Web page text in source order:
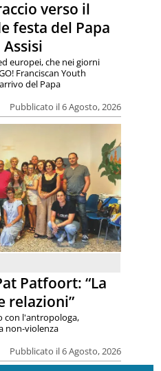
verso il
festa del Papa
Pubblicato il 6 Agosto, 2026
europei, che nei giorni
Franciscan Youth
del Papa
Patfoort: “La
relazioni”
Pubblicato il 6 Agosto, 2026
con l'antropologa,
non-violenza